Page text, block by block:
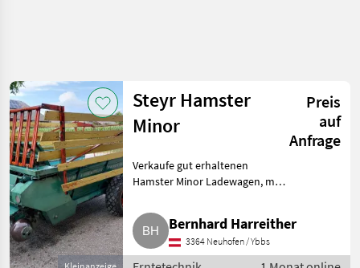
Kategorie 2 Land Filter
AKTUELLER
PFAD
Steyr
Minor
KATEGORIE
WÄHLEN
Zurücksetzen
Ergebnisse
anzeigen
Steyr Hamster
Minor
Preis
auf
Anfrage
Verkaufe gut erhaltenen
Hamster Minor Ladewagen, mit
Erntetechnik Grünland
LadewagenBernhard Harreither
3364 Neuhofen / Ybbs